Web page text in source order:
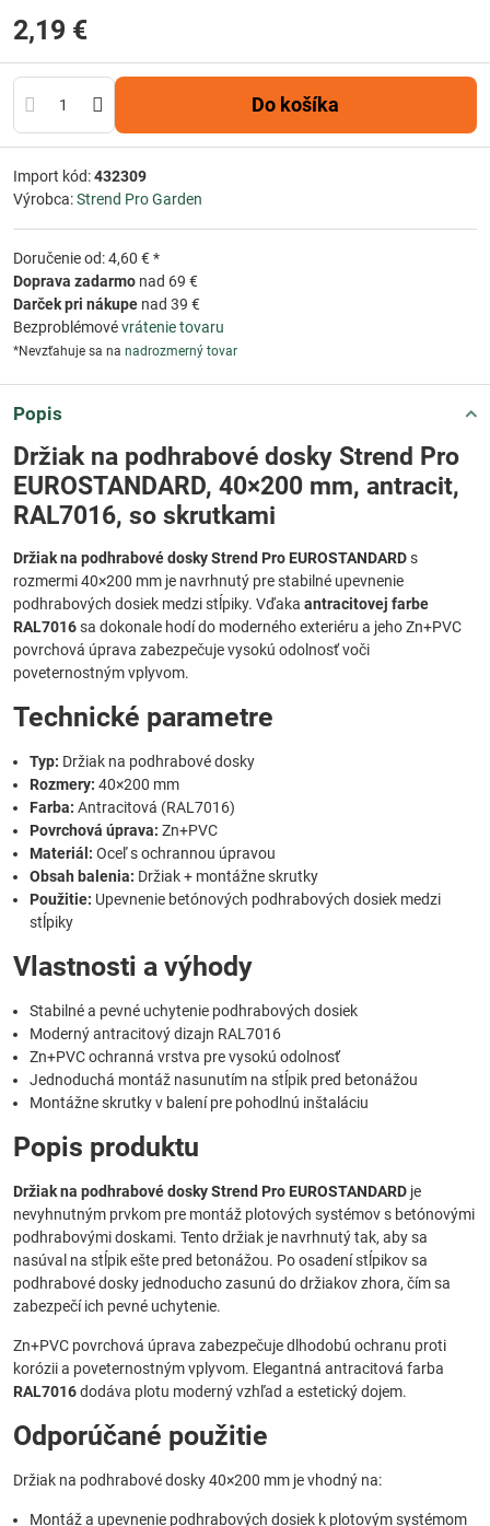
2,19 €
Do košíka
Import kód:432309
Výrobca:Strend Pro Garden
Doručenie od: 4,60 € *
Doprava zadarmo nad 69 €
Darček pri nákupe nad 39 €
Bezproblémovévrátenie tovaru
*Nevzťahuje sa na nadrozmerný tovar
Popis
Držiak na podhrabové dosky Strend Pro
EUROSTANDARD, 40×200 mm, antracit,
RAL7016, so skrutkami
Držiak na podhrabové dosky Strend Pro EUROSTANDARDs
rozmermi 40×200 mm je navrhnutý pre stabilné upevnenie
podhrabových dosiek medzi stĺpiky. Vďaka antracitovej farbe
RAL7016sa dokonale hodí do moderného exteriéru a jeho Zn+PVC
povrchová úprava zabezpečuje vysokú odolnosť voči
poveternostným vplyvom.
Technické parametre
Typ: Držiak na podhrabové dosky
Rozmery: 40×200 mm
Farba: Antracitová (RAL7016)
Povrchová úprava: Zn+PVC
Materiál: Oceľ s ochrannou úpravou
Obsah balenia: Držiak + montážne skrutky
Použitie: Upevnenie betónových podhrabových dosiek medzi
stĺpiky
Vlastnosti a výhody
Stabilné a pevné uchytenie podhrabových dosiek
Moderný antracitový dizajn RAL7016
Zn+PVC ochranná vrstva pre vysokú odolnosť
Jednoduchá montáž nasunutím na stĺpik pred betonážou
Montážne skrutky v balení pre pohodlnú inštaláciu
Popis produktu
Držiak na podhrabové dosky Strend Pro EUROSTANDARD je
nevyhnutným prvkom pre montáž plotových systémov s betónovými
podhrabovými doskami. Tento držiak je navrhnutý tak, aby sa
nasúval na stĺpik ešte pred betonážou. Po osadení stĺpikov sa
podhrabové dosky jednoducho zasunú do držiakov zhora, čím sa
zabezpečí ich pevné uchytenie.
Zn+PVC povrchová úprava zabezpečuje dlhodobú ochranu proti
korózii a poveternostným vplyvom. Elegantná antracitová farba
RAL7016dodáva plotu moderný vzhľad a estetický dojem.
Odporúčané použitie
Držiak na podhrabové dosky 40×200 mm je vhodný na:
Montáž a upevnenie podhrabových dosiek k plotovým systémom